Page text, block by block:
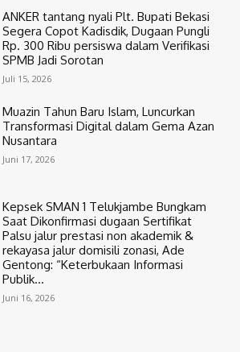
ANKER tantang nyali Plt. Bupati Bekasi
Segera Copot Kadisdik, Dugaan Pungli
Rp. 300 Ribu persiswa dalam Verifikasi
SPMB Jadi Sorotan
Juli 15, 2026
Muazin Tahun Baru Islam, Luncurkan
Transformasi Digital dalam Gema Azan
Nusantara
Juni 17, 2026
Kepsek SMAN 1 Telukjambe Bungkam
Saat Dikonfirmasi dugaan Sertifikat
Palsu jalur prestasi non akademik &
rekayasa jalur domisili zonasi, Ade
Gentong: “Keterbukaan Informasi
Publik...
Juni 16, 2026